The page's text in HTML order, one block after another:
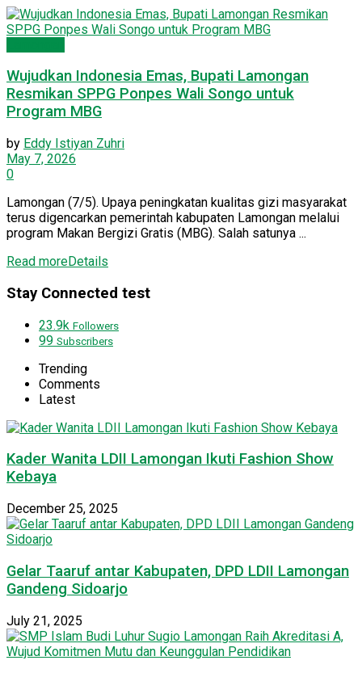
Wujudkan Indonesia Emas, Bupati Lamongan
Resmikan SPPG Ponpes Wali Songo untuk
Program MBG
by Eddy Istiyan Zuhri
May 7, 2026
0
Lamongan (7/5). Upaya peningkatan kualitas gizi masyarakat
terus digencarkan pemerintah kabupaten Lamongan melalui
program Makan Bergizi Gratis (MBG). Salah satunya ...
Read moreDetails
Stay Connected test
23.9k Followers
99 Subscribers
Trending
Comments
Latest
Kader Wanita LDII Lamongan Ikuti Fashion Show
Kebaya
December 25, 2025
Gelar Taaruf antar Kabupaten, DPD LDII Lamongan
Gandeng Sidoarjo
July 21, 2025